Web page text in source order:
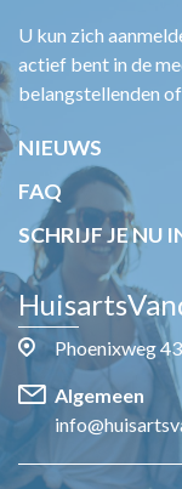
U kun zich
actief bent in de
belangstellenden
NIEUWS
FAQ
SCHRIJF JE NU
Phoenixweg
Algemeen